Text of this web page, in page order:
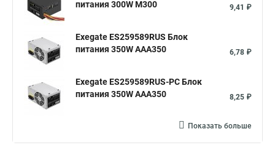
питания 300W M300
9,41 ₽
Exegate ES259589RUS Блок
питания 350W AAA350
6,78 ₽
Exegate ES259589RUS-PC Блок
питания 350W AAA350
8,25 ₽
Показать больше